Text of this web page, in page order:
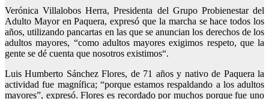
Verónica Villalobos Herra, Presidenta del Grupo Probienestar del
Adulto Mayor en Paquera, expresó que la marcha se hace todos los
años, utilizando pancartas en las que se anuncian los derechos de los
adultos mayores, “como adultos mayores exigimos respeto, que la
gente se dé cuenta que nosotros existimos“.
Luis Humberto Sánchez Flores, de 71 años y nativo de Paquera la
actividad fue magnífica; “porque estamos respaldando a los adultos
mayores”, expresó. Flores es recordado por muchos porque fue uno